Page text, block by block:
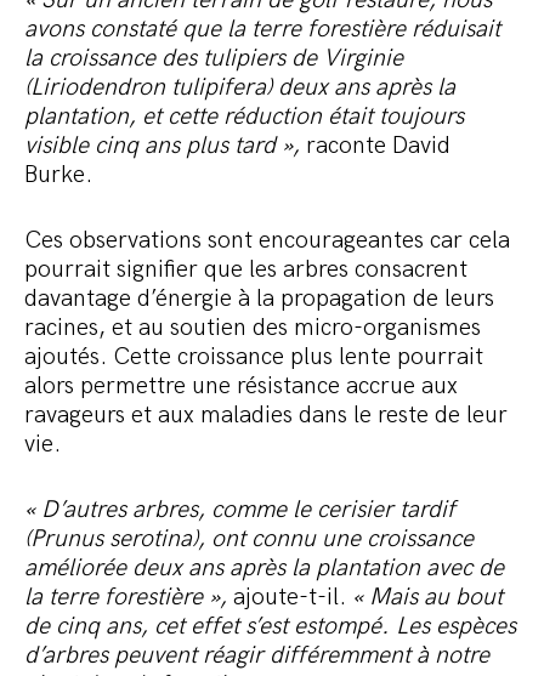
avons constaté que la terre forestière réduisait
la croissance des tulipiers de Virginie
(Liriodendron tulipifera) deux ans après la
plantation, et cette réduction était toujours
visible cinq ans plus tard », raconte David
Burke.
Ces observations sont encourageantes car cela
pourrait signifier que les arbres consacrent
davantage d’énergie à la propagation de leurs
racines, et au soutien des micro-organismes
ajoutés. Cette croissance plus lente pourrait
alors permettre une résistance accrue aux
ravageurs et aux maladies dans le reste de leur
vie.
« D’autres arbres, comme le cerisier tardif
(Prunus serotina), ont connu une croissance
améliorée deux ans après la plantation avec de
la terre forestière », ajoute-t-il. « Mais au bout
de cinq ans, cet effet s’est estompé. Les espèces
d’arbres peuvent réagir différemment à notre